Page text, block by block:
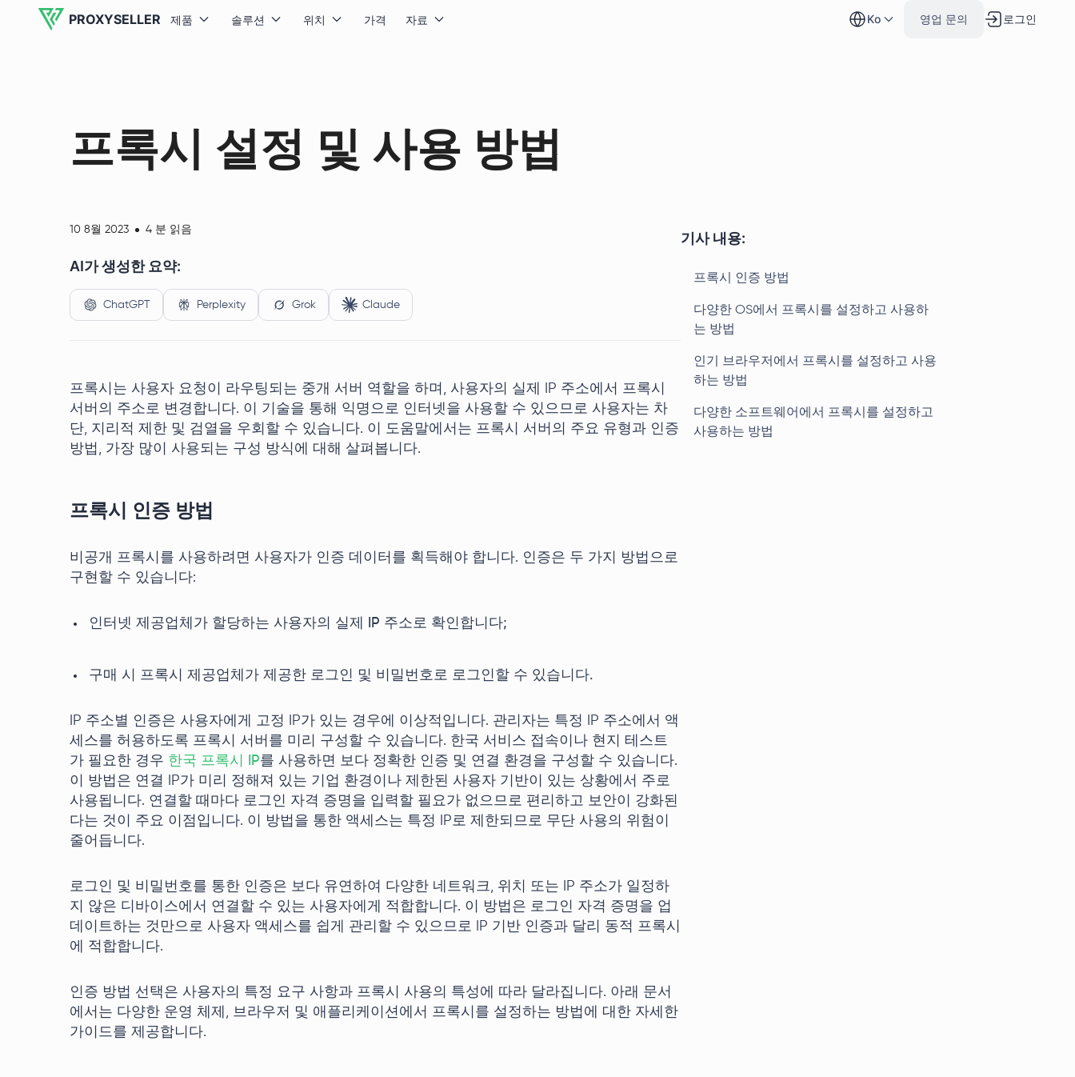
PROXYSELLER 제품 솔루션 위치 가격 자료 ko 영업 문의 로그인
프록시 설정 및 사용 방법
10 8월 2023 4 분 읽음
AI가 생성한 요약:
ChatGPT Perplexity Grok Claude
프록시는 사용자 요청이 라우팅되는 중개 서버 역할을 하며, 사용자의 실제 IP 주소에서 프록시
서버의 주소로 변경합니다. 이 기술을 통해 익명으로 인터넷을 사용할 수 있으므로 사용자는 차
단, 지리적 제한 및 검열을 우회할 수 있습니다. 이 도움말에서는 프록시 서버의 주요 유형과 인증
방법, 가장 많이 사용되는 구성 방식에 대해 살펴봅니다.
프록시 인증 방법
비공개 프록시를 사용하려면 사용자가 인증 데이터를 획득해야 합니다. 인증은 두 가지 방법으로
구현할 수 있습니다:
인터넷 제공업체가 할당하는 사용자의 실제 IP 주소로 확인합니다;
구매 시 프록시 제공업체가 제공한 로그인 및 비밀번호로 로그인할 수 있습니다.
IP 주소별 인증은 사용자에게 고정 IP가 있는 경우에 이상적입니다. 관리자는 특정 IP 주소에서 액
세스를 허용하도록 프록시 서버를 미리 구성할 수 있습니다. 한국 서비스 접속이나 현지 테스트
가 필요한 경우 한국 프록시 IP를 사용하면 보다 정확한 인증 및 연결 환경을 구성할 수 있습니다.
이 방법은 연결 IP가 미리 정해져 있는 기업 환경이나 제한된 사용자 기반이 있는 상황에서 주로
사용됩니다. 연결할 때마다 로그인 자격 증명을 입력할 필요가 없으므로 편리하고 보안이 강화된
다는 것이 주요 이점입니다. 이 방법을 통한 액세스는 특정 IP로 제한되므로 무단 사용의 위험이
줄어듭니다.
로그인 및 비밀번호를 통한 인증은 보다 유연하여 다양한 네트워크, 위치 또는 IP 주소가 일정하
지 않은 디바이스에서 연결할 수 있는 사용자에게 적합합니다. 이 방법은 로그인 자격 증명을 업
데이트하는 것만으로 사용자 액세스를 쉽게 관리할 수 있으므로 IP 기반 인증과 달리 동적 프록시
에 적합합니다.
인증 방법 선택은 사용자의 특정 요구 사항과 프록시 사용의 특성에 따라 달라집니다. 아래 문서
에서는 다양한 운영 체제, 브라우저 및 애플리케이션에서 프록시를 설정하는 방법에 대한 자세한
가이드를 제공합니다.
기사 내용:
프록시 인증 방법
다양한 OS에서 프록시를 설정하고 사용하
는 방법
인기 브라우저에서 프록시를 설정하고 사용
하는 방법
다양한 소프트웨어에서 프록시를 설정하고
사용하는 방법